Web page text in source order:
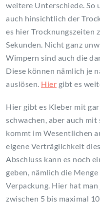
weitere Unterschiede. So
auch hinsichtlich der
es hier Trocknungszeiten
Sekunden. Nicht ganz
Wimpern sind auch die
Diese können nämlich je
auslösen. Hier gibt es
Hier gibt es Kleber mit
schwachen, aber auch
kommt im Wesentlichen
eigene Verträglichkeit
Abschluss kann es noch
geben, nämlich die
Verpackung. Hier hat
zwischen 5 bis maximal